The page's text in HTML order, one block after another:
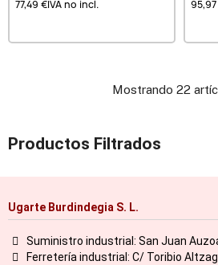
Productos Filtrados
77,49 €IVA no incl.
Mostrando 22
Ugarte Burdindegia S. L.
Suministro industrial: San Juan
Ferretería industrial: C/ Toribio